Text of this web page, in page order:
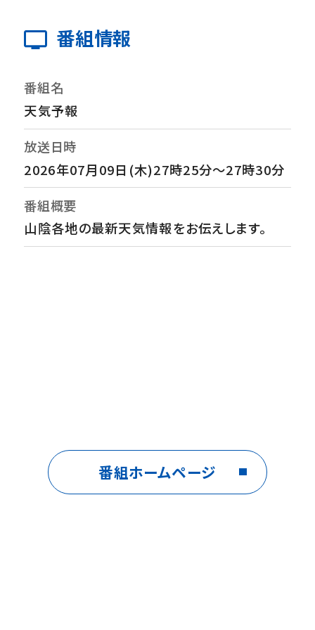
番組情報
番組名
天気予報
放送日時
2026年07月09日(木)27時25分～27時30分
番組概要
山陰各地の最新天気情報をお伝えします。
番組ホームページ